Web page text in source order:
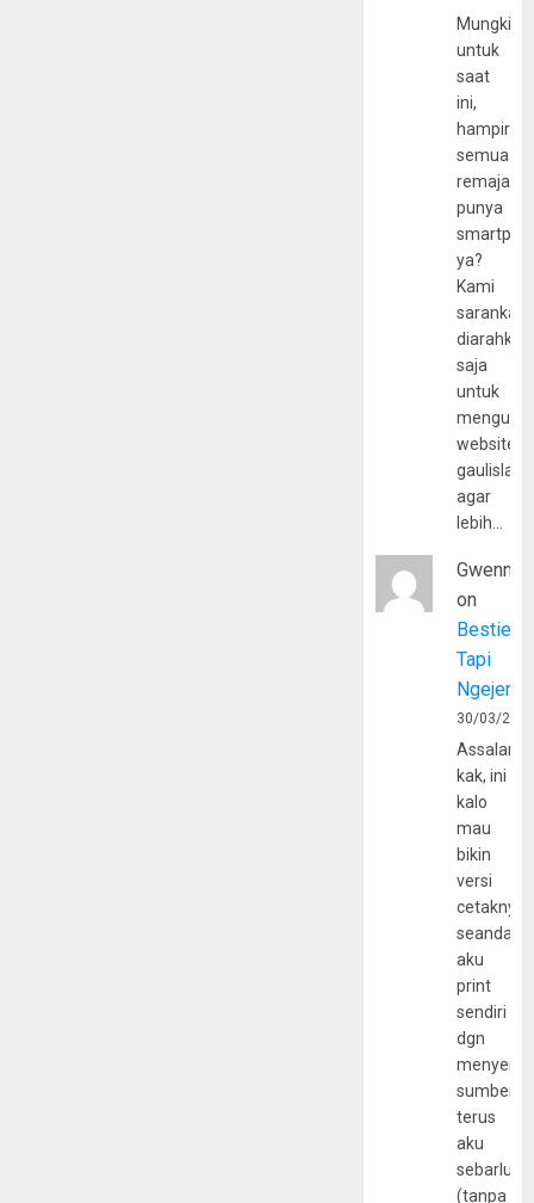
Mungkin
untuk
saat
ini,
hampir
semua
remaja
punya
ya?
Kami
sarankan,
diarahkan
saja
untuk
website
agar
lebih…
Gwenny
on
Bestie
Tapi
30/03/
kak, ini
kalo
mau
bikin
versi
cetaknya
aku
print
sendiri
dgn
sumber
terus
aku
(tanpa